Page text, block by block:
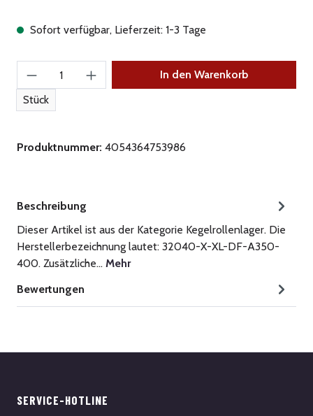
Sofort verfügbar, Lieferzeit: 1-3 Tage
Produkt Anzahl: Gib den gewünschten Wert
Stück
In den Warenkorb
Produktnummer: 4054364753986
Beschreibung
Dieser Artikel ist aus der Kategorie Kegelrollenlager. Die
Herstellerbezeichnung lautet: 32040-X-XL-DF-A350-
400. Zusätzliche… Mehr
Bewertungen
SERVICE-HOTLINE